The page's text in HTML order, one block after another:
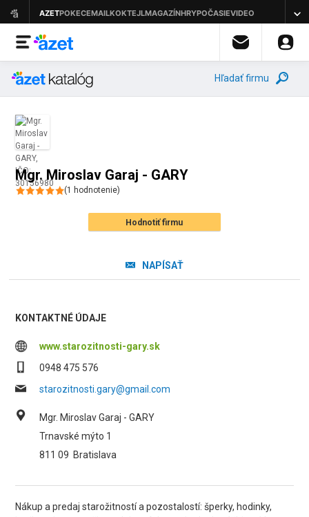
Hľadať firmu
Mgr. Miroslav Garaj - GARY
(1 hodnotenie)
Hodnotiť firmu
NAPÍSAŤ
KONTAKTNÉ ÚDAJE
www.starozitnosti-gary.sk
0948 475 576
starozitnosti.gary@gmail.com
Mgr. Miroslav Garaj - GARY
Trnavské mýto 1
811 09 Bratislava
Nákup a predaj starožitností a pozostalostí: šperky, hodinky,